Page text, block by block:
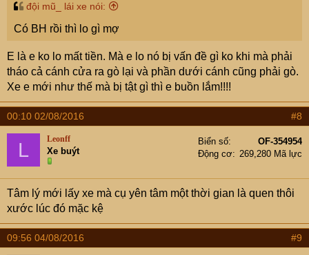
đội mũ_ lái xe nói:
Có BH rồi thì lo gì mợ
E là e ko lo mất tiền. Mà e lo nó bị vấn đề gì ko khi mà phải
tháo cả cánh cửa ra gò lại và phần dưới cánh cũng phải gò.
Xe e mới như thế mà bị tật gì thì e buồn lắm!!!!
00:10 02/08/2016 #8
L Leonff
Xe buýt
Biển số
OF-354954
Động cơ
269,280 Mã lực
Tâm lý mới lấy xe mà cụ yên tâm một thời gian là quen thôi
xước lúc đó mặc kệ
09:56 04/08/2016 #9